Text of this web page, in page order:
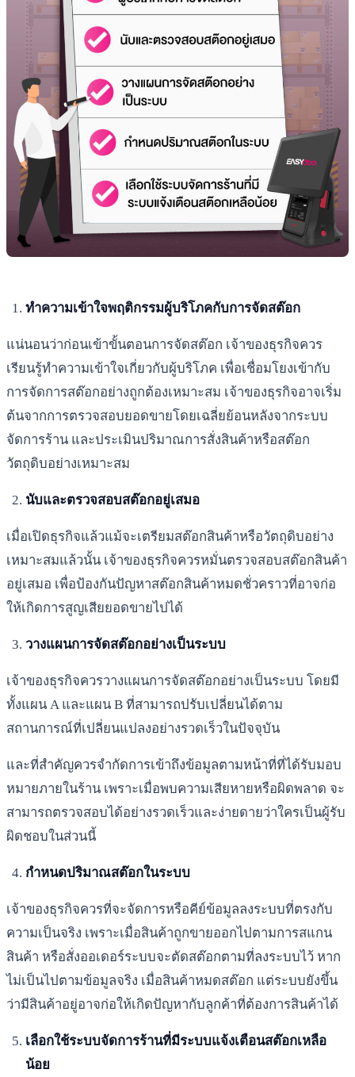
ทำความเข้าใจพฤติกรรมผู้บริโภคกับการจัดสต๊อก
แน่นอนว่าก่อนเข้าขั้นตอนการจัดสต๊อก เจ้าของธุรกิจควร
เรียนรู้ทำความเข้าใจเกี่ยวกับผู้บริโภค เพื่อเชื่อมโยงเข้ากับ
การจัดการสต๊อกอย่างถูกต้องเหมาะสม เจ้าของธุรกิจอาจเริ่ม
ต้นจากการตรวจสอบยอดขายโดยเฉลี่ยย้อนหลังจากระบบ
จัดการร้าน และประเมินปริมาณการสั่งสินค้าหรือสต๊อก
วัตถุดิบอย่างเหมาะสม
นับและตรวจสอบสต๊อกอยู่เสมอ
เมื่อเปิดธุรกิจแล้วแม้จะเตรียมสต๊อกสินค้าหรือวัตถุดิบอย่าง
เหมาะสมแล้วนั้น เจ้าของธุรกิจควรหมั่นตรวจสอบสต๊อกสินค้า
อยู่เสมอ เพื่อป้องกันปัญหาสต๊อกสินค้าหมดชั่วคราวที่อาจก่อ
ให้เกิดการสูญเสียยอดขายไปได้
วางแผนการจัดสต๊อกอย่างเป็นระบบ
เจ้าของธุรกิจควรวางแผนการจัดสต๊อกอย่างเป็นระบบ โดยมี
ทั้งแผน A และแผน B ที่สามารถปรับเปลี่ยนได้ตาม
สถานการณ์ที่เปลี่ยนแปลงอย่างรวดเร็วในปัจจุบัน
และที่สำคัญควรจำกัดการเข้าถึงข้อมูลตามหน้าที่ที่ได้รับมอบ
หมายภายในร้าน เพราะเมื่อพบความเสียหายหรือผิดพลาด จะ
สามารถตรวจสอบได้อย่างรวดเร็วและง่ายดายว่าใครเป็นผู้รับ
ผิดชอบในส่วนนี้
กำหนดปริมาณสต๊อกในระบบ
เจ้าของธุรกิจควรที่จะจัดการหรือคีย์ข้อมูลลงระบบที่ตรงกับ
ความเป็นจริง เพราะเมื่อสินค้าถูกขายออกไปตามการสแกน
สินค้า หรือสั่งออเดอร์ระบบจะตัดสต๊อกตามที่ลงระบบไว้ หาก
ไม่เป็นไปตามข้อมูลจริง เมื่อสินค้าหมดสต๊อก แต่ระบบยังขึ้น
ว่ามีสินค้าอยู่อาจก่อให้เกิดปัญหากับลูกค้าที่ต้องการสินค้าได้
เลือกใช้ระบบจัดการร้านที่มีระบบแจ้งเตือนสต๊อกเหลือ
น้อย